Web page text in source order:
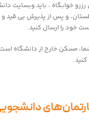
خوابگاه ، باید وبسایت
و پس از پذیرش بی قید
خود را ارسال کنید.
مسکن خارج از دانشگاه